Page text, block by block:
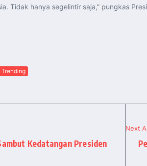
Tidak hanya segelintir saja,” pungkas
Trending
Kedatangan Presiden
Next